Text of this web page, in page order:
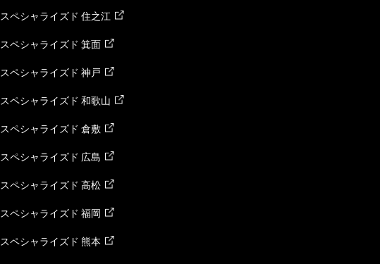
スペシャライズド 住之江
スペシャライズド 箕面
スペシャライズド 神戸
スペシャライズド 和歌山
スペシャライズド 倉敷
スペシャライズド 広島
スペシャライズド 高松
スペシャライズド 福岡
スペシャライズド 熊本